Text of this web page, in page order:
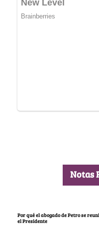
Notas
Por qué el abogado de Petro se
el Presidente